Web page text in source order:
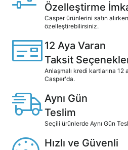
Özelleştirme
Casper ürünlerini satın
özelleştirebilirsiniz.
12 Aya Varan
Taksit
Anlaşmalı kredi kartlarına
Casper'da.
Aynı Gün
Teslim
Seçili ürünlerde Aynı Gün
Hızlı ve Güvenli